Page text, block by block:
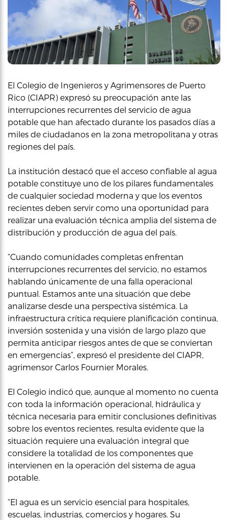
El Colegio de Ingenieros y Agrimensores de Puerto
Rico (CIAPR) expresó su preocupación ante las
interrupciones recurrentes del servicio de agua
potable que han afectado durante los pasados días a
miles de ciudadanos en la zona metropolitana y otras
regiones del país.
La institución destacó que el acceso confiable al agua
potable constituye uno de los pilares fundamentales
de cualquier sociedad moderna y que los eventos
recientes deben servir como una oportunidad para
realizar una evaluación técnica amplia del sistema de
distribución y producción de agua del país.
“Cuando comunidades completas enfrentan
interrupciones recurrentes del servicio, no estamos
hablando únicamente de una falla operacional
puntual. Estamos ante una situación que debe
analizarse desde una perspectiva sistémica. La
infraestructura crítica requiere planificación continua,
inversión sostenida y una visión de largo plazo que
permita anticipar riesgos antes de que se conviertan
en emergencias”, expresó el presidente del CIAPR,
agrimensor Carlos Fournier Morales.
El Colegio indicó que, aunque al momento no cuenta
con toda la información operacional, hidráulica y
técnica necesaria para emitir conclusiones definitivas
sobre los eventos recientes, resulta evidente que la
situación requiere una evaluación integral que
considere la totalidad de los componentes que
intervienen en la operación del sistema de agua
potable.
“El agua es un servicio esencial para hospitales,
escuelas, industrias, comercios y hogares. Su